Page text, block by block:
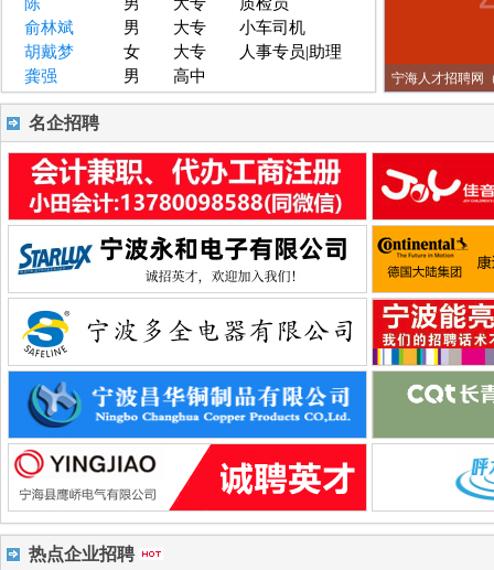
俞林斌
男 大专
小车司机
胡戴梦
女 大专
人事专员|助理
龚强
男 高中 宁海人才招聘网
名企招聘
热点企业招聘